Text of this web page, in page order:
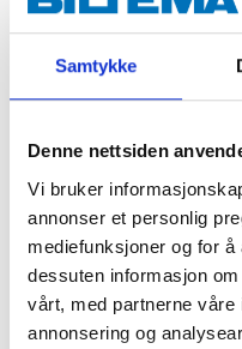
Samtykke
Denne nettsiden
Vi bruker
annonser et personlig
mediefunksjoner og for
dessuten informasjon
vårt, med partnerne våre
annonsering og
Teknisk spesifikasjon
Materiale
Overflatebehandling
Diameter
Lengde
Spiss